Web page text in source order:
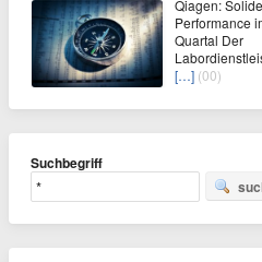
Qiagen: Solide
Performance
Quartal Der
[…] (00)
Suchbegriff